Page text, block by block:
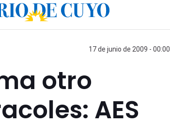
17 de junio de 2009 - 00:00
otro
AES